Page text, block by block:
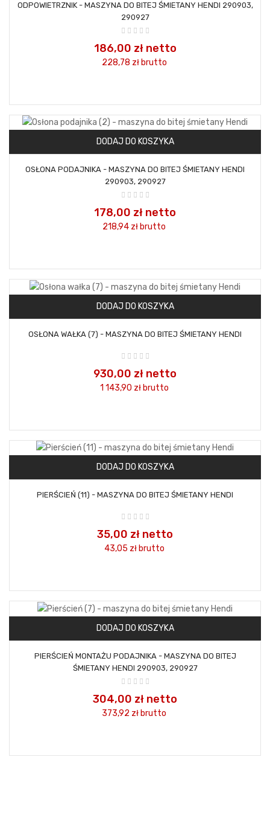
ODPOWIETRZNIK - MASZYNA DO BITEJ ŚMIETANY HENDI 290903,
290927
186,00 zł netto
228,78 zł brutto
DODAJ DO KOSZYKA
OSŁONA PODAJNIKA - MASZYNA DO BITEJ ŚMIETANY HENDI
290903, 290927
178,00 zł netto
218,94 złbrutto
DODAJ DO KOSZYKA
OSŁONA WAŁKA (7) - MASZYNA DO BITEJ ŚMIETANY HENDI
930,00 zł netto
1 143,90 zł brutto
DODAJ DO KOSZYKA
PIERŚCIEŃ (11) - MASZYNA DO BITEJ ŚMIETANY HENDI
35,00 zł netto
43,05 zł brutto
DODAJ DO KOSZYKA
PIERŚCIEŃ MONTAŻU PODAJNIKA - MASZYNA DO BITEJ
ŚMIETANY HENDI 290903, 290927
304,00 zł netto
373,92 zł brutto